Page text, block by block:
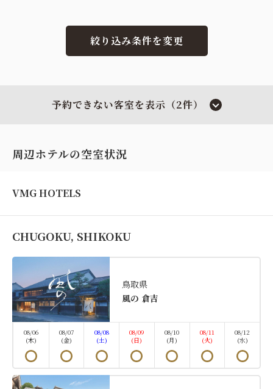
絞り込み条件を変更
一棟貸切 愛犬と泊まれる フラットに近い
MOTO
VMGプレミア
【MOTO 1101号室】平屋ドッグフ
レンドリールーム
予約できない客室を表示（2件）
周辺ホテルの空室状況
VMG HOTELS
CHUGOKU, SHIKOKU
鳥取県
風の 倉吉
08/06
(木)
08/07
(金)
08/08
(土)
08/09
(日)
08/10
(月)
08/11
(火)
08/12
(水)